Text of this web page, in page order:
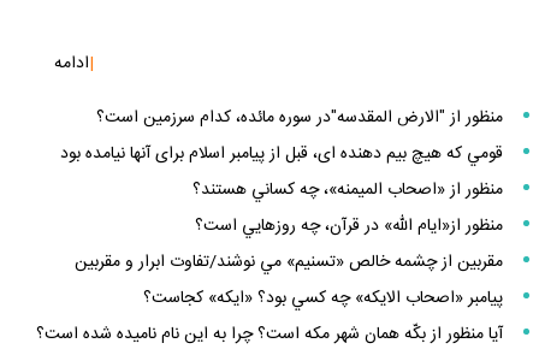
|ادامه
منظور از "الارض المقدسه"در سوره مائده، كدام سرزمين است؟
قومي كه هيچ بيم دهنده اى، قبل از پيامبر اسلام براى آنها نيامده بود
منظور از «اصحاب الميمنه»، چه كساني هستند؟
منظور از«ايام الله» در قرآن، چه روزهايي است؟
مقربين از چشمه خالص «تسنيم» مي نوشند/تفاوت ابرار و مقربين
پيامبر «اصحاب الايكه» چه كسي بود؟ «ايكه» كجاست؟
آيا منظور از بكّه همان شهر مكه است؟ چرا به اين نام ناميده شده است؟